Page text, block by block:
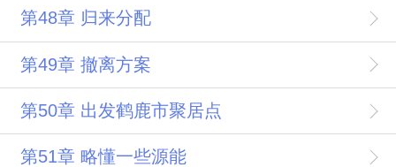
第48章 归来分配
第49章 撤离方案
第50章 出发鹤鹿市聚居点
第51章 略懂一些源能